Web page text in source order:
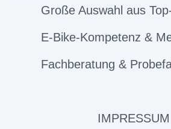
Große Auswahl aus
E-Bike-Kompetenz &
Fachberatung &
IMPRESSUM